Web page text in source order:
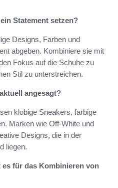
Statement setzen?
Designs, Farben und
abgeben. Kombiniere sie mit
Fokus auf die Schuhe zu
Stil zu unterstreichen.
angesagt?
klobige Sneakers, farbige
Marken wie Off-White und
Designs, die in der
liegen.
für das Kombinieren von